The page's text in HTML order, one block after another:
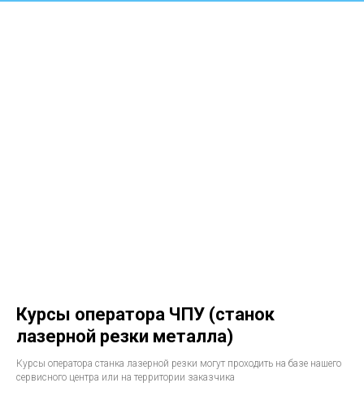
Курсы оператора ЧПУ (станок
лазерной резки металла)
Курсы оператора станка лазерной резки могут проходить на базе нашего
сервисного центра или на территории заказчика